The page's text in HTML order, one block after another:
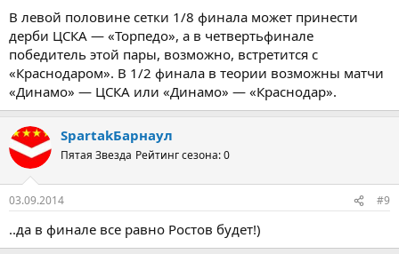
В левой половине сетки 1/8 финала может принести
дерби ЦСКА — «Торпедо», а в четвертьфинале
победитель этой пары, возможно, встретится с
«Краснодаром». В 1/2 финала в теории возможны матчи
«Динамо» — ЦСКА или «Динамо» — «Краснодар».
SpartakБарнаул
Пятая Звезда Рейтинг сезона: 0
03.09.2014 #9
..да в финале все равно Ростов будет!)